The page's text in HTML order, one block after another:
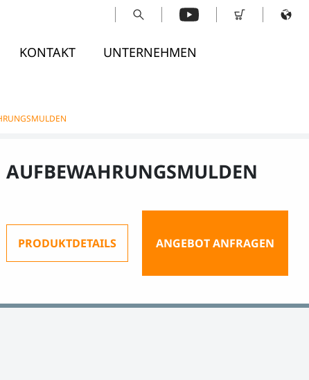
KONTAKT UNTERNEHMEN
AUFBEWAHRUNGSMULDEN
PRODUKTDETAILS ANGEBOT ANFRAGEN